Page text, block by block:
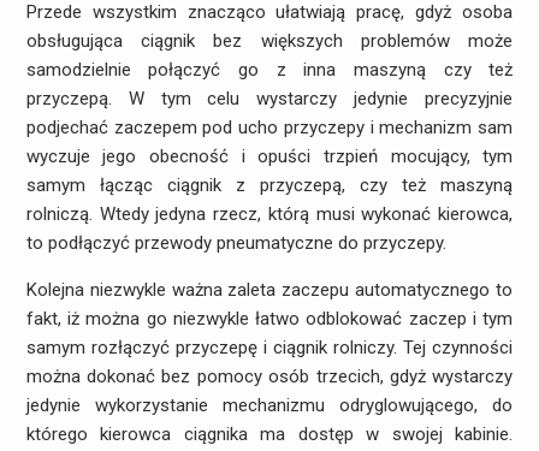
Przede wszystkim znacząco ułatwiają pracę, gdyż osoba
obsługująca ciągnik bez większych problemów może
samodzielnie połączyć go z inna maszyną czy też
przyczepą. W tym celu wystarczy jedynie precyzyjnie
podjechać zaczepem pod ucho przyczepy i mechanizm sam
wyczuje jego obecność i opuści trzpień mocujący, tym
samym łącząc ciągnik z przyczepą, czy też maszyną
rolniczą. Wtedy jedyna rzecz, którą musi wykonać kierowca,
to podłączyć przewody pneumatyczne do przyczepy.
Kolejna niezwykle ważna zaleta zaczepu automatycznego to
fakt, iż można go niezwykle łatwo odblokować zaczep i tym
samym rozłączyć przyczepę i ciągnik rolniczy. Tej czynności
można dokonać bez pomocy osób trzecich, gdyż wystarczy
jedynie wykorzystanie mechanizmu odryglowującego, do
którego kierowca ciągnika ma dostęp w swojej kabinie.